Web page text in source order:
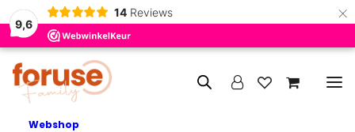
9,6
14 Reviews ×
Webshop